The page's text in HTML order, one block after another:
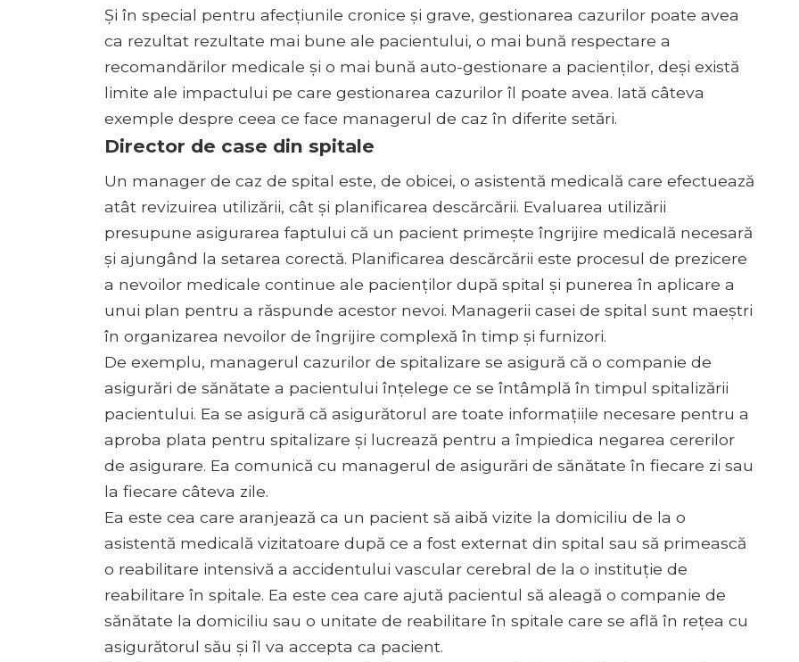
Și în special pentru afecțiunile cronice și grave, gestionarea cazurilor poate avea
ca rezultat rezultate mai bune ale pacientului, o mai bună respectare a
recomandărilor medicale și o mai bună auto-gestionare a pacienților, deși există
limite ale impactului pe care gestionarea cazurilor îl poate avea. Iată câteva
exemple despre ceea ce face managerul de caz în diferite setări.
Director de case din spitale
Un manager de caz de spital este, de obicei, o asistentă medicală care efectuează
atât revizuirea utilizării, cât și planificarea descărcării. Evaluarea utilizării
presupune asigurarea faptului că un pacient primește îngrijire medicală necesară
și ajungând la setarea corectă. Planificarea descărcării este procesul de prezicere
a nevoilor medicale continue ale pacienților după spital și punerea în aplicare a
unui plan pentru a răspunde acestor nevoi. Managerii casei de spital sunt maeștri
în organizarea nevoilor de îngrijire complexă în timp și furnizori.
De exemplu, managerul cazurilor de spitalizare se asigură că o companie de
asigurări de sănătate a pacientului înțelege ce se întâmplă în timpul spitalizării
pacientului. Ea se asigură că asigurătorul are toate informațiile necesare pentru a
aproba plata pentru spitalizare și lucrează pentru a împiedica negarea cererilor
de asigurare. Ea comunică cu managerul de asigurări de sănătate în fiecare zi sau
la fiecare câteva zile.
Ea este cea care aranjează ca un pacient să aibă vizite la domiciliu de la o
asistentă medicală vizitatoare după ce a fost externat din spital sau să primească
o reabilitare intensivă a accidentului vascular cerebral de la o instituție de
reabilitare în spitale. Ea este cea care ajută pacientul să aleagă o companie de
sănătate la domiciliu sau o unitate de reabilitare în spitale care se află în rețea cu
asigurătorul său și îl va accepta ca pacient.